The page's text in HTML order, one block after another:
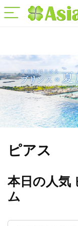
ピアス
本日の人気
ム